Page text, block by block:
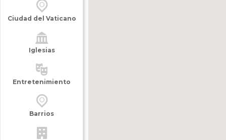
Ciudad del Vaticano
Iglesias
Entretenimiento
Barrios